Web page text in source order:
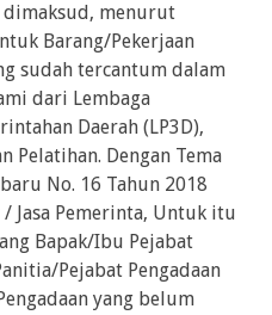
dimaksud, menurut
Barang/Pekerjaan
sudah tercantum dalam
dari Lembaga
Daerah (LP3D),
Pelatihan. Dengan Tema
No. 16 Tahun 2018
/ Jasa Pemerinta, Untuk itu
Bapak/Ibu Pejabat
Pejabat Pengadaan
yang belum